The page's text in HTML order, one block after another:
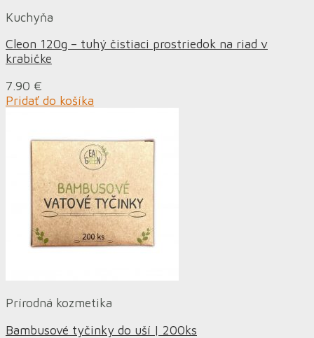
Kuchyňa
Cleon 120g – tuhý čistiaci prostriedok na riad v
krabičke
7.90 €
Pridať do košíka
Prírodná kozmetika
Bambusové tyčinky do uší | 200ks